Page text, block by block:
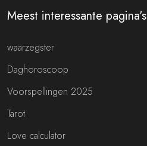
Meest interessante pagina's
waarzegster
Daghoroscoop
Voorspellingen 2025
Tarot
Love calculator